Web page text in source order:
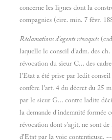
concerne les lignes dont la
compagnies (cire. min. 7 févr.
Réclamations d'agents révoqués
laquelle le conseil d'adm. des
révocation du sieur C... des
l'Etat a été prise par ledit
confère l'art. 4 du décret du 25
par le sieur G... contre ladite
la demande d'indemnité formée
révocation dont s'agit, ne sont de
d'Etat par la voie contentieuse.